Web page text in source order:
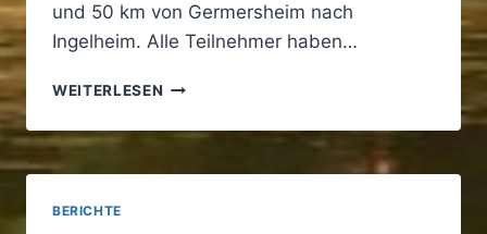
und 50 km von Germersheim nach
Ingelheim. Alle Teilnehmer haben…
WEITERLESEN GEPÄCKTOUR
GERMERSHEIM
INGELHEIM
BERICHTE